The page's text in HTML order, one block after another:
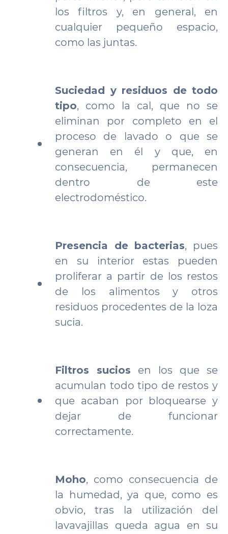
los filtros y, en general, en
cualquier pequeño espacio,
como las juntas.
Suciedad y residuos de todo
tipo, como la cal, que no se
eliminan por completo en el
proceso de lavado o que se
generan en él y que, en
consecuencia, permanecen
dentro de este
electrodoméstico.
Presencia de bacterias, pues
en su interior estas pueden
proliferar a partir de los restos
de los alimentos y otros
residuos procedentes de la loza
sucia.
Filtros sucios en los que se
acumulan todo tipo de restos y
que acaban por bloquearse y
dejar de funcionar
correctamente.
Moho, como consecuencia de
la humedad, ya que, como es
obvio, tras la utilización del
lavavajillas queda agua en su